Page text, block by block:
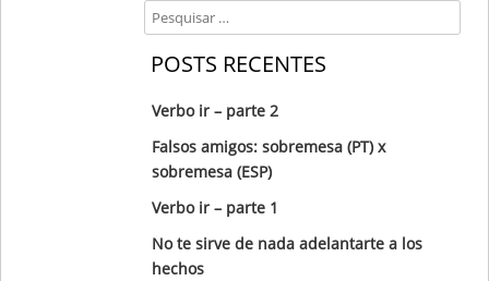
Search
POSTS RECENTES
Verbo ir – parte 2
Falsos amigos: sobremesa (PT) x
sobremesa (ESP)
Verbo ir – parte 1
No te sirve de nada adelantarte a los
hechos